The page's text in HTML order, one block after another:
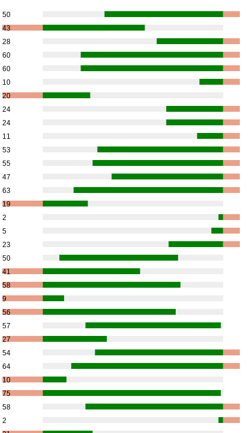
50
43
28
60
60
10
20
24
24
11
53
55
47
63
19
2
5
23
50
41
58
9
56
57
27
54
64
10
75
58
2